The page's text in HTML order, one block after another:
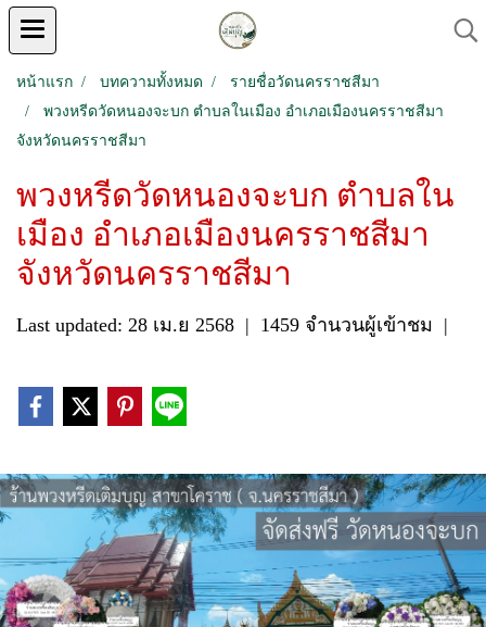
หน้าแรก บทความทั้งหมด
รายชื่อวัดนครราชสีมา
พวงหรีดวัดหนองจะบก ตำบลในเมือง อำเภอเมืองนครราชสีมา
จังหวัดนครราชสีมา
พวงหรีดวัดหนองจะบก ตำบลใน
เมือง อำเภอเมืองนครราชสีมา
จังหวัดนครราชสีมา
Last updated: 28 เม.ย 2568 | 1459 จำนวนผู้เข้าชม |